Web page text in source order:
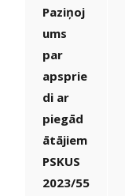
Paziņoj
ums
par
apsprie
di ar
piegād
ātājiem
PSKUS
2023/55